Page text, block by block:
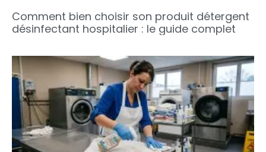
Comment bien choisir son produit détergent
désinfectant hospitalier : le guide complet